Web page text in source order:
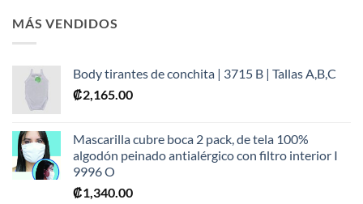
MÁS VENDIDOS
Body tirantes de conchita | 3715 B | Tallas A,B,C
₡2,165.00
Mascarilla cubre boca 2 pack, de tela 100%
algodón peinado antialérgico con filtro interior I
9996 O
₡1,340.00